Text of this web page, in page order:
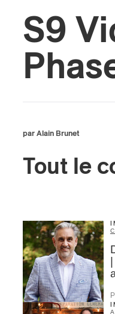
S9
par Alain Brunet
Tout le